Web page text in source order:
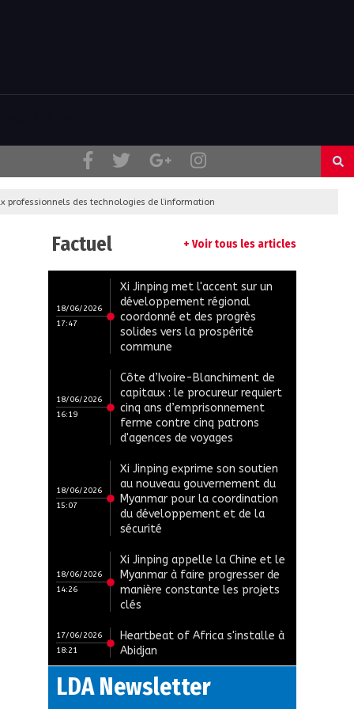
professionnels des technologies de l’information
Factuel + Voir tous les articles
18/06/2026
17:47
Xi Jinping met l'accent sur un
développement régional
coordonné et des progrès
solides vers la prospérité
commune
18/06/2026
16:19
Côte d’Ivoire-Blanchiment de
capitaux : le procureur requiert
cinq ans d’emprisonnement
ferme contre cinq patrons
d'agences de voyages
18/06/2026
15:07
Xi Jinping exprime son soutien
au nouveau gouvernement du
Myanmar pour la coordination
du développement et de la
sécurité
18/06/2026
14:26
Xi Jinping appelle la Chine et le
Myanmar à faire progresser de
manière constante les projets
clés
17/06/2026
18:21
Heartbeat of Africa s'installe à
Abidjan
17/06/2026
Christine Véronique Koko, la
poissonnière qui refuse la
LDA Newsletter